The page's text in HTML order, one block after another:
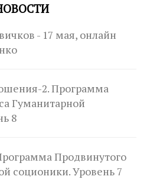
- 17 мая, онлайн
2. Программа
Гуманитарной
8
Продвинутого
соционики. Уровень 7